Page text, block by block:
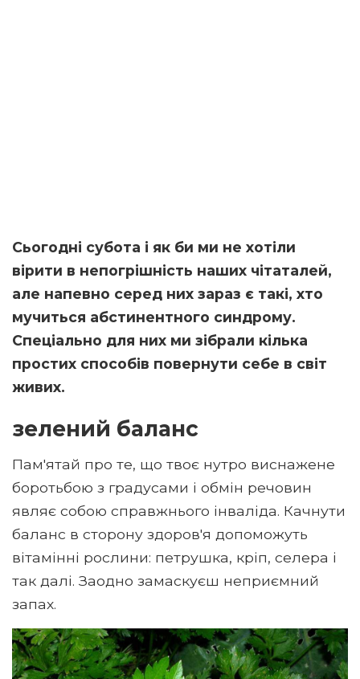
Сьогодні субота і як би ми не хотіли
вірити в непогрішність наших чітаталей,
але напевно серед них зараз є такі, хто
мучиться абстинентного синдрому.
Спеціально для них ми зібрали кілька
простих способів повернути себе в світ
живих.
зелений баланс
Пам'ятай про те, що твоє нутро виснажене
боротьбою з градусами і обмін речовин
являє собою справжнього інваліда. Качнути
баланс в сторону здоров'я допоможуть
вітамінні рослини: петрушка, кріп, селера і
так далі. Заодно замаскуєш неприємний
запах.